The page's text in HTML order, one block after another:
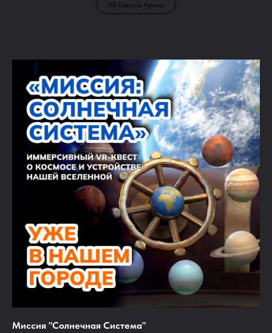
VR Квесты Арена
Миссия "Солнечная Система"